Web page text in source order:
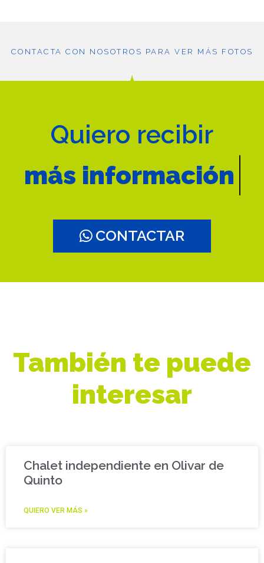
CONTACTA CON NOSOTROS PARA VER MÁS FOTOS
Quiero recibir
más fotos
CONTACTAR
También te puede
interesar
Chalet independiente en Olivar de
Quinto
QUIERO VER MÁS »